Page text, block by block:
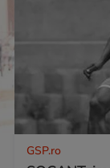
GSP.ro